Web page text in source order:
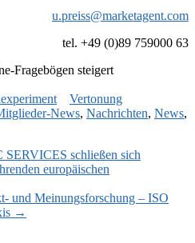
u.preiss@marketagent.com
tel. +49 (0)89 759000 63
Fragebögen steigert
Vertonung
News, Nachrichten, News,
schließen sich
europäischen
und Meinungsforschung – ISO
→